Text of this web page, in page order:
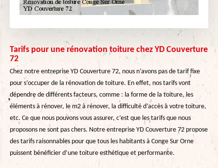
Tarifs pour une rénovation toiture chez YD Couverture
72
Chez notre entreprise YD Couverture 72, nous n’avons pas de tarif fixe
pour s’occuper de la rénovation de toiture. En effet, nos tarifs vont
dépendre de différents facteurs, comme : la forme de la toiture, les
éléments à rénover, le m2 à rénover, la difficulté d’accès à votre toiture,
etc. Ce que nous pouvons vous assurer, c’est que les tarifs que nous
proposons ne sont pas chers. Notre entreprise YD Couverture 72 propose
des tarifs raisonnables pour que tous les habitants à Conge Sur Orne
puissent bénéficier d’une toiture esthétique et performante.